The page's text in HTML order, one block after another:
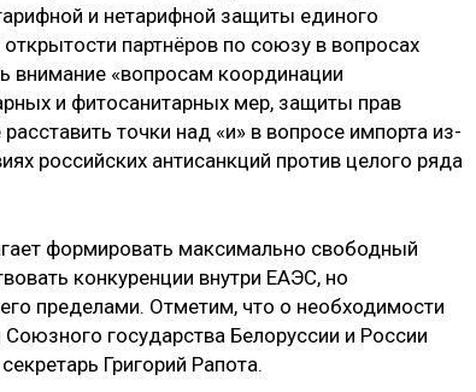
и нетарифной защиты единого
партнёров по союзу в вопросах
внимание «вопросам координации
и фитосанитарных мер, защиты прав
точки над «и» в вопросе импорта из-
российских антисанкций против целого ряда
формировать максимально свободный
конкуренции внутри ЕАЭС, но
пределами. Отметим, что о необходимости
государства Белоруссии и России
Григорий Рапота.